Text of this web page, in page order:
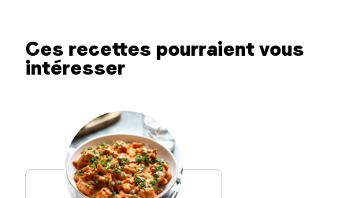
Ces recettes pourraient vous
intéresser